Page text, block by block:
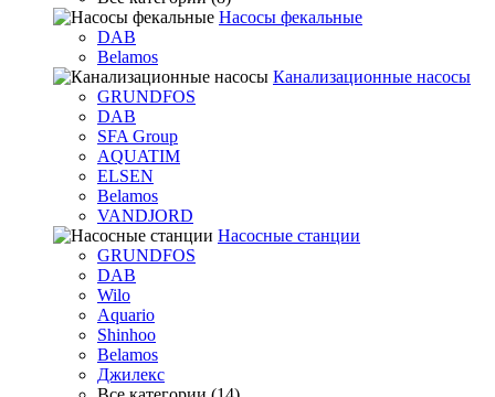
Насосы фекальные
DAB
Belamos
Канализационные насосы
GRUNDFOS
DAB
SFA Group
AQUATIM
ELSEN
Belamos
VANDJORD
Насосные станции
GRUNDFOS
DAB
Wilo
Aquario
Shinhoo
Belamos
Джилекс